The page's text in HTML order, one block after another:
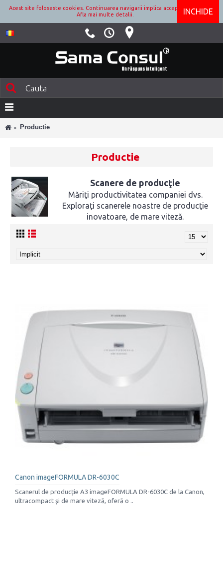
Acest site foloseste cookies. Continuarea navigarii implica acceptarea lor.
Afla mai multe detalii.
INCHIDE
Productie
Productie
Scanere de producţie
Măriţi productivitatea companiei dvs.
Exploraţi scanerele noastre de producţie
inovatoare, de mare viteză.
Canon imageFORMULA DR-6030C
Scanerul de producţie A3 imageFORMULA DR-6030C de la Canon,
ultracompact şi de mare viteză, oferă o ..